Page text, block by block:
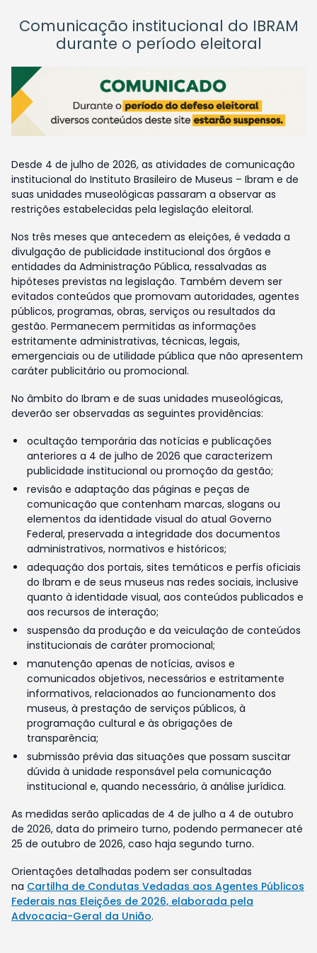
Comunicação institucional do IBRAM
durante o período eleitoral
Desde 4 de julho de 2026, as atividades de comunicação
institucional do Instituto Brasileiro de Museus – Ibram e de
suas unidades museológicas passaram a observar as
restrições estabelecidas pela legislação eleitoral.
Nos três meses que antecedem as eleições, é vedada a
divulgação de publicidade institucional dos órgãos e
entidades da Administração Pública, ressalvadas as
hipóteses previstas na legislação. Também devem ser
evitados conteúdos que promovam autoridades, agentes
públicos, programas, obras, serviços ou resultados da
gestão. Permanecem permitidas as informações
estritamente administrativas, técnicas, legais,
emergenciais ou de utilidade pública que não apresentem
caráter publicitário ou promocional.
No âmbito do Ibram e de suas unidades museológicas,
deverão ser observadas as seguintes providências:
ocultação temporária das notícias e publicações
anteriores a 4 de julho de 2026 que caracterizem
publicidade institucional ou promoção da gestão;
revisão e adaptação das páginas e peças de
comunicação que contenham marcas, slogans ou
elementos da identidade visual do atual Governo
Federal, preservada a integridade dos documentos
administrativos, normativos e históricos;
adequação dos portais, sites temáticos e perfis oficiais
do Ibram e de seus museus nas redes sociais, inclusive
quanto à identidade visual, aos conteúdos publicados e
aos recursos de interação;
suspensão da produção e da veiculação de conteúdos
institucionais de caráter promocional;
manutenção apenas de notícias, avisos e
comunicados objetivos, necessários e estritamente
informativos, relacionados ao funcionamento dos
museus, à prestação de serviços públicos, à
programação cultural e às obrigações de
transparência;
submissão prévia das situações que possam suscitar
dúvida à unidade responsável pela comunicação
institucional e, quando necessário, à análise jurídica.
As medidas serão aplicadas de 4 de julho a 4 de outubro
de 2026, data do primeiro turno, podendo permanecer até
25 de outubro de 2026, caso haja segundo turno.
Orientações detalhadas podem ser consultadas
na Cartilha de Condutas Vedadas aos Agentes Públicos
Federais nas Eleições de 2026, elaborada pela
Advocacia-Geral da União.